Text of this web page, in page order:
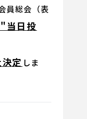
員総会（表
"当日投
定 しま